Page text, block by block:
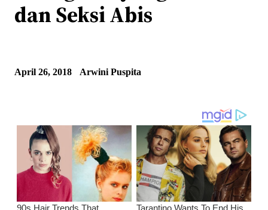
dan Seksi Abis
April 26, 2018 Arwini Puspita